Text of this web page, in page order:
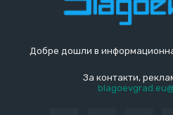
Добре дошли в
За контакти,